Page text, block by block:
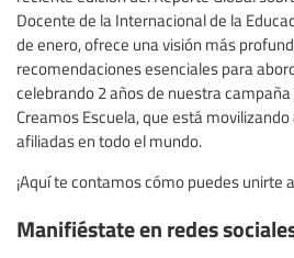
Docente de la Internacional de la
de enero, ofrece una visión más
recomendaciones esenciales para
celebrando 2 años de nuestra campaña
Creamos Escuela, que está
afiliadas en todo el mundo.
¡Aquí te contamos cómo puedes unirte
Manifiéstate en redes